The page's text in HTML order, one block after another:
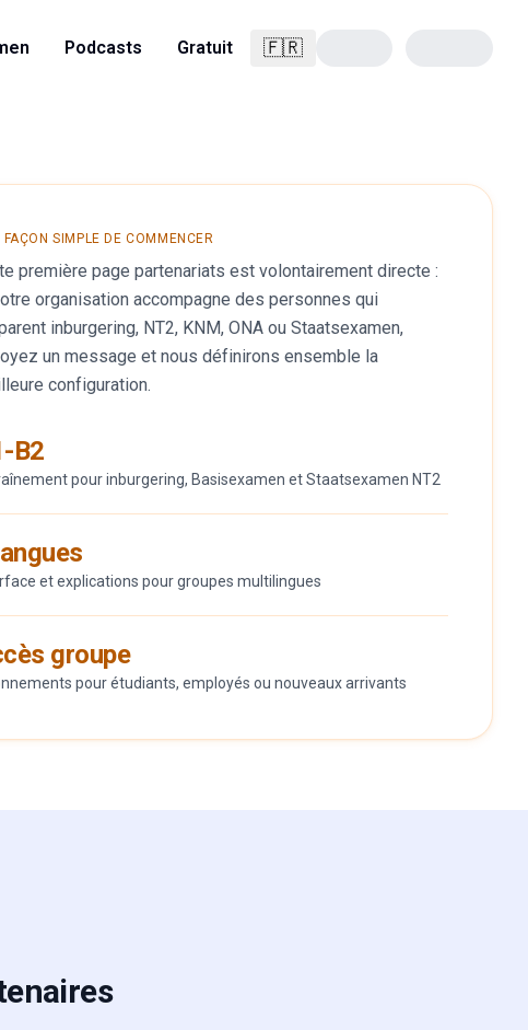
Podcasts Gratuit 🇫🇷Français
FAÇON SIMPLE DE COMMENCER
première page partenariats est volontairement directe :
organisation accompagne des personnes qui
inburgering, NT2, KNM, ONA ou Staatsexamen,
un message et nous définirons ensemble la
configuration.
B2
pour inburgering, Basisexamen et Staatsexamen NT2
et explications pour groupes multilingues
groupe
pour étudiants, employés ou nouveaux arrivants